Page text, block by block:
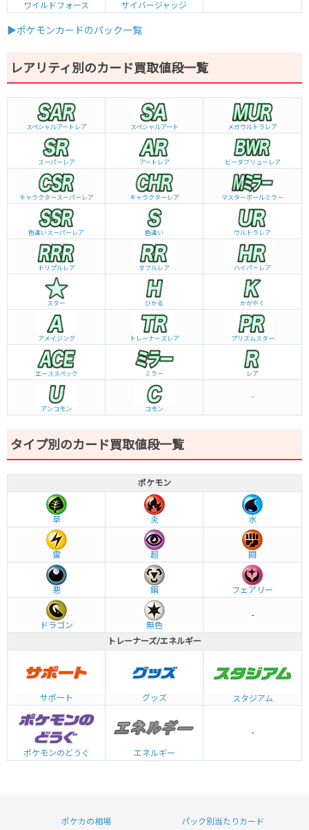
ワイルドフォース サイバージャッジ
▶ポケモンカードのパック一覧
レアリティ別のカード買取値段一覧
スペシャルアートレア スペシャルアート メガウルトラレア
スーパーレア アートレア ビーダブリュー レア
キャラクタースーパーレア キャラクターレア マスターボールミラー
色違いスーパーレア 色違い ウルトラレア
トリプルレア ダブルレア ハイパーレア
スター ひかる かがやく
アメイジング トレーナーズレア プリズムスター
エーススペック ミラー レア
アンコモン コモン
-
タイプ別のカード買取値段一覧
ポケモン
草 炎 水
雷 超 闘
悪 鋼 フェアリー
ドラゴン 無色
-
トレーナーズ/エネルギー
サポート グッズ スタジアム
ポケモンのどうぐ エネルギー
-
ポケカの相場 パック別当たりカード